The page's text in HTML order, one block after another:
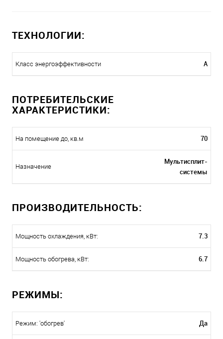
ТЕХНОЛОГИИ:
Класс энергоэффективности A
ПОТРЕБИТЕЛЬСКИЕ
ХАРАКТЕРИСТИКИ:
На помещение до, кв.м 70
Назначение
Мультисплит-
системы
ПРОИЗВОДИТЕЛЬНОСТЬ:
Мощность охлаждения, кВт: 7.3
Мощность обогрева, кВт: 6.7
РЕЖИМЫ:
Режим: 'обогрев' Да